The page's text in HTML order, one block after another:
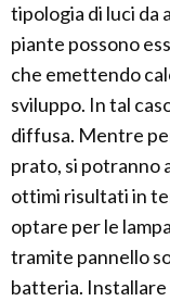
tipologia di luci da
piante possono
che emettendo
sviluppo. In tal
diffusa. Mentre
prato, si potranno
ottimi risultati in
optare per le
tramite pannello
batteria. Installare